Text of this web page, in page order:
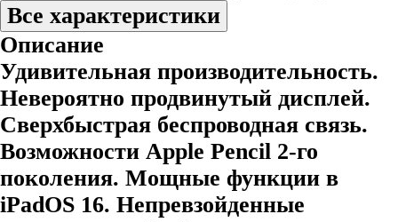
Все характеристики
Описание
Удивительная производительность.
Невероятно продвинутый дисплей.
Сверхбыстрая беспроводная связь.
Возможности Apple Pencil 2-го
поколения. Мощные функции в
iPadOS 16. Непревзойденные